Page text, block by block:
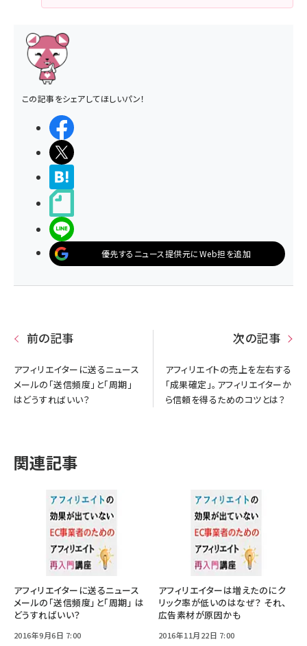
この記事をシェアしてほしいパン！
優先するニュース提供元にWeb担を追加
前の記事
アフィリエイターに送るニュース
メールの「送信頻度」と「周期」
はどうすればいい？
次の記事
アフィリエイトの売上を左右する
「成果確定」。アフィリエイターか
ら信頼を得るためのコツとは？
関連記事
アフィリエイターに送るニュース
メールの「送信頻度」と「周期」 は
どうすればいい？
2016年9月6日 7:00
アフィリエイターは増えたのにク
リック率が低いのはなぜ？ それ、
広告素材が原因かも
2016年11月22日 7:00